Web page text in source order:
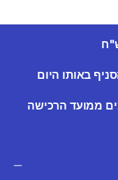
באותו היום